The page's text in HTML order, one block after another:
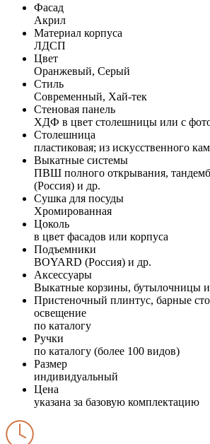
Фасад
Акрил
Материал корпуса
ЛДСП
Цвет
Оранжевый, Серый
Стиль
Современный, Хай-тек
Стеновая панель
ХДФ в цвет столешницы или с
Столешница
пластиковая; из искусственного
Выкатные системы
ПВШ полного открывания,
(Россия) и др.
Сушка для посуды
Хромированная
Цоколь
в цвет фасадов или корпуса
Подъемники
BOYARD (Россия) и др.
Аксессуары
Выкатные корзины, бутылочницы
Пристеночный плинтус, барные
освещение
по каталогу
Ручки
по каталогу (более 100 видов)
Размер
индивидуальный
Цена
указана за базовую комплектацию